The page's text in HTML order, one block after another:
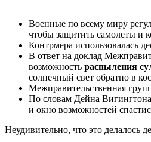
Военные по всему миру
чтобы защитить самолеты и
Контрмера использовалась
В ответ на доклад
возможность распыления
солнечный свет обратно в
Межправительственная
По словам Дейна
и окно возможностей
Неудивительно, что это делалось